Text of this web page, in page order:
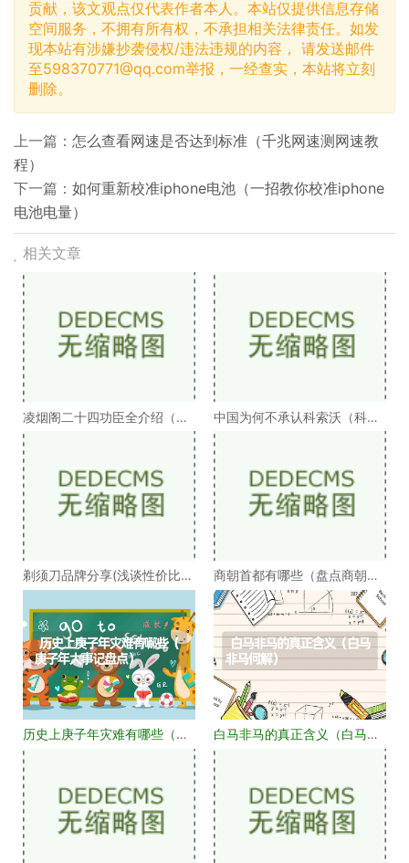
贡献，该文观点仅代表作者本人。本站仅提供信息存储
空间服务，不拥有所有权，不承担相关法律责任。如发
现本站有涉嫌抄袭侵权/违法违规的内容， 请发送邮件
至598370771@qq.com举报，一经查实，本站将立刻
删除。
上一篇： 怎么查看网速是否达到标准（千兆网速测网速教
程）
下一篇： 如何重新校准iphone电池（一招教你校准iphone
电池电量）
相关文章
凌烟阁二十四功臣全介绍（凌
烟阁二十四功臣排
中国为何不承认科索沃（科索
沃为何不被承认）
剃须刀品牌分享(浅谈性价比高
的剃须刀品牌）
商朝首都有哪些（盘点商朝的
十几个首都）
历史上庚子年灾难有哪些（庚
子年大事记盘点）
白马非马的真正含义（白马非
马何解）